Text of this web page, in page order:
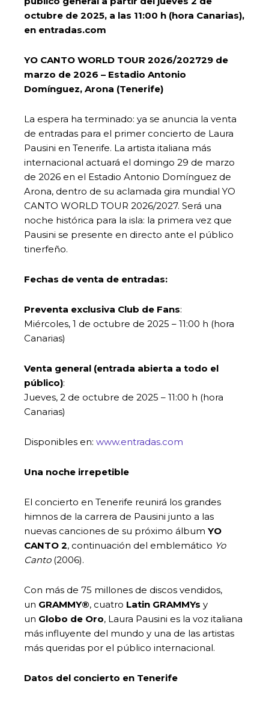
octubre de 2025, a las 11:00 h (hora Canarias),
en entradas.com
YO CANTO WORLD TOUR 2026/202729 de
marzo de 2026 – Estadio Antonio
Domínguez, Arona (Tenerife)
La espera ha terminado: ya se anuncia la venta
de entradas para el primer concierto de Laura
Pausini en Tenerife. La artista italiana más
internacional actuará el domingo 29 de marzo
de 2026 en el Estadio Antonio Domínguez de
Arona, dentro de su aclamada gira mundial YO
CANTO WORLD TOUR 2026/2027. Será una
noche histórica para la isla: la primera vez que
Pausini se presente en directo ante el público
tinerfeño.
Fechas de venta de entradas:
Preventa exclusiva Club de Fans:
Miércoles, 1 de octubre de 2025 – 11:00 h (hora
Canarias)
Venta general (entrada abierta a todo el
público):
Jueves, 2 de octubre de 2025 – 11:00 h (hora
Canarias)
Disponibles en: www.entradas.com
Una noche irrepetible
El concierto en Tenerife reunirá los grandes
himnos de la carrera de Pausini junto a las
nuevas canciones de su próximo álbum YO
CANTO 2, continuación del emblemático Yo
Canto(2006).
Con más de 75 millones de discos vendidos,
un GRAMMY®, cuatro Latin GRAMMYs y
un Globo de Oro, Laura Pausini es la voz italiana
más influyente del mundo y una de las artistas
más queridas por el público internacional.
Datos del concierto en Tenerife